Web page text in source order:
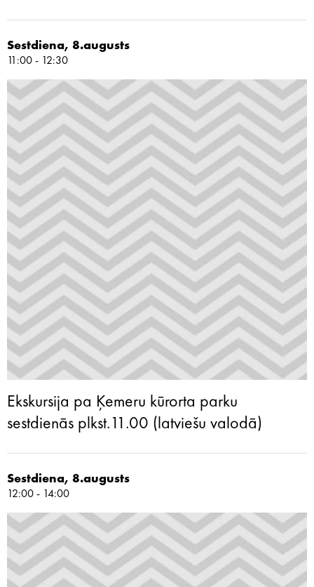
Sestdiena, 8.augusts
11:00 - 12:30
Ekskursija pa Ķemeru kūrorta parku
sestdienās plkst.11.00 (latviešu valodā)
Sestdiena, 8.augusts
12:00 - 14:00